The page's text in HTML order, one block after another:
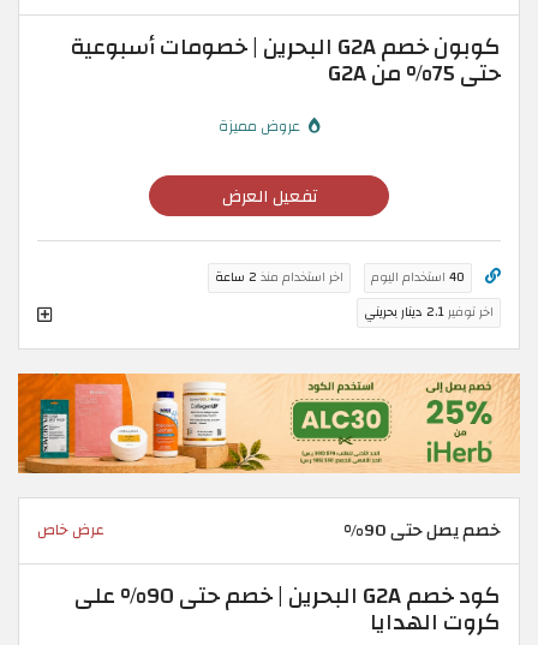
كوبون خصم G2A البحرين | خصومات أسبوعية
حتى 75% من G2A
عروض مميزة
تفعيل العرض
40 استخدام اليوم اخر استخدام منذ 2 ساعة
اخر توفير2.1 دينار بحريني
خصم يصل حتى 90% عرض خاص
كود خصم G2A البحرين | خصم حتى 90% على
كروت الهدايا